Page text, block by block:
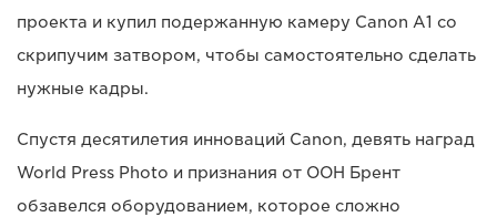
проекта и купил подержанную камеру Canon A1 со
скрипучим затвором, чтобы самостоятельно сделать
нужные кадры.
Спустя десятилетия инноваций Canon, девять наград
World Press Photo и признания от ООН Брент
обзавелся оборудованием, которое сложно